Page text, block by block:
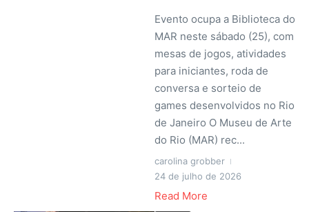
Evento ocupa a Biblioteca do
MAR neste sábado (25), com
mesas de jogos, atividades
para iniciantes, roda de
conversa e sorteio de
games desenvolvidos no Rio
de Janeiro O Museu de Arte
do Rio (MAR) rec...
carolina grobber
24 de julho de 2026
Read More